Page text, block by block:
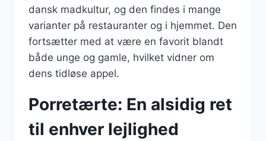
dansk madkultur, og den findes i mange
varianter på restauranter og i hjemmet. Den
fortsætter med at være en favorit blandt
både unge og gamle, hvilket vidner om
dens tidløse appel.
Porretærte: En alsidig ret
til enhver lejlighed